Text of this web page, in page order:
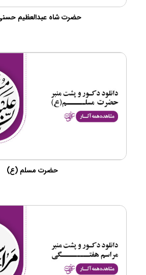
حضرت شاه عبدالعظیم
حضرت مسلم (ع)